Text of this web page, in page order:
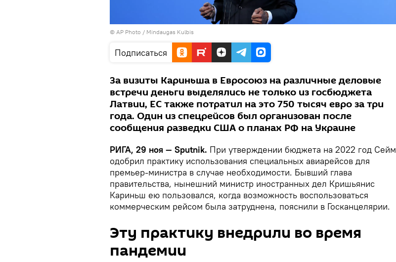
© AP Photo / Mindaugas Kulbis
Подписаться
За визиты Кариньша в Евросоюз на различные деловые
встречи деньги выделялись не только из госбюджета
Латвии, ЕС также потратил на это 750 тысяч евро за три
года. Один из спецрейсов был организован после
сообщения разведки США о планах РФ на Украине
РИГА, 29 ноя — Sputnik. При утверждении бюджета на 2022 год Сейм
одобрил практику использования специальных авиарейсов для
премьер-министра в случае необходимости. Бывший глава
правительства, нынешний министр иностранных дел Кришьянис
Кариньш ею пользовался, когда возможность воспользоваться
коммерческим рейсом была затруднена, пояснили в Госканцелярии.
Эту практику внедрили во время
пандемии